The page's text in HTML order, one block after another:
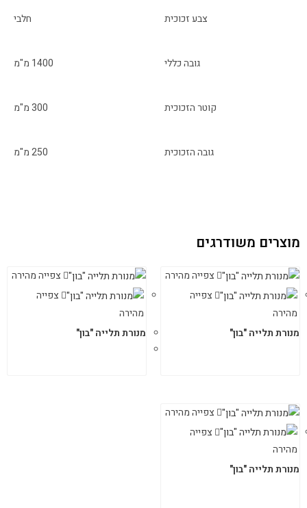
צבע זכוכית חלבי
גובה כללי 1400 מ"מ
קוטר הזכוכית 300 מ"מ
גובה הזכוכית 250 מ"מ
מוצרים משודרגים
צפייה מהירה
צפייה
מהירה
מנורת תלייה "בון"
צפייה מהירה
צפייה
מהירה
מנורת תלייה "בון"
צפייה מהירה
צפייה
מהירה
מנורת תלייה "בון"